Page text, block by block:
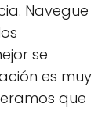
Navegue
se
es muy
que